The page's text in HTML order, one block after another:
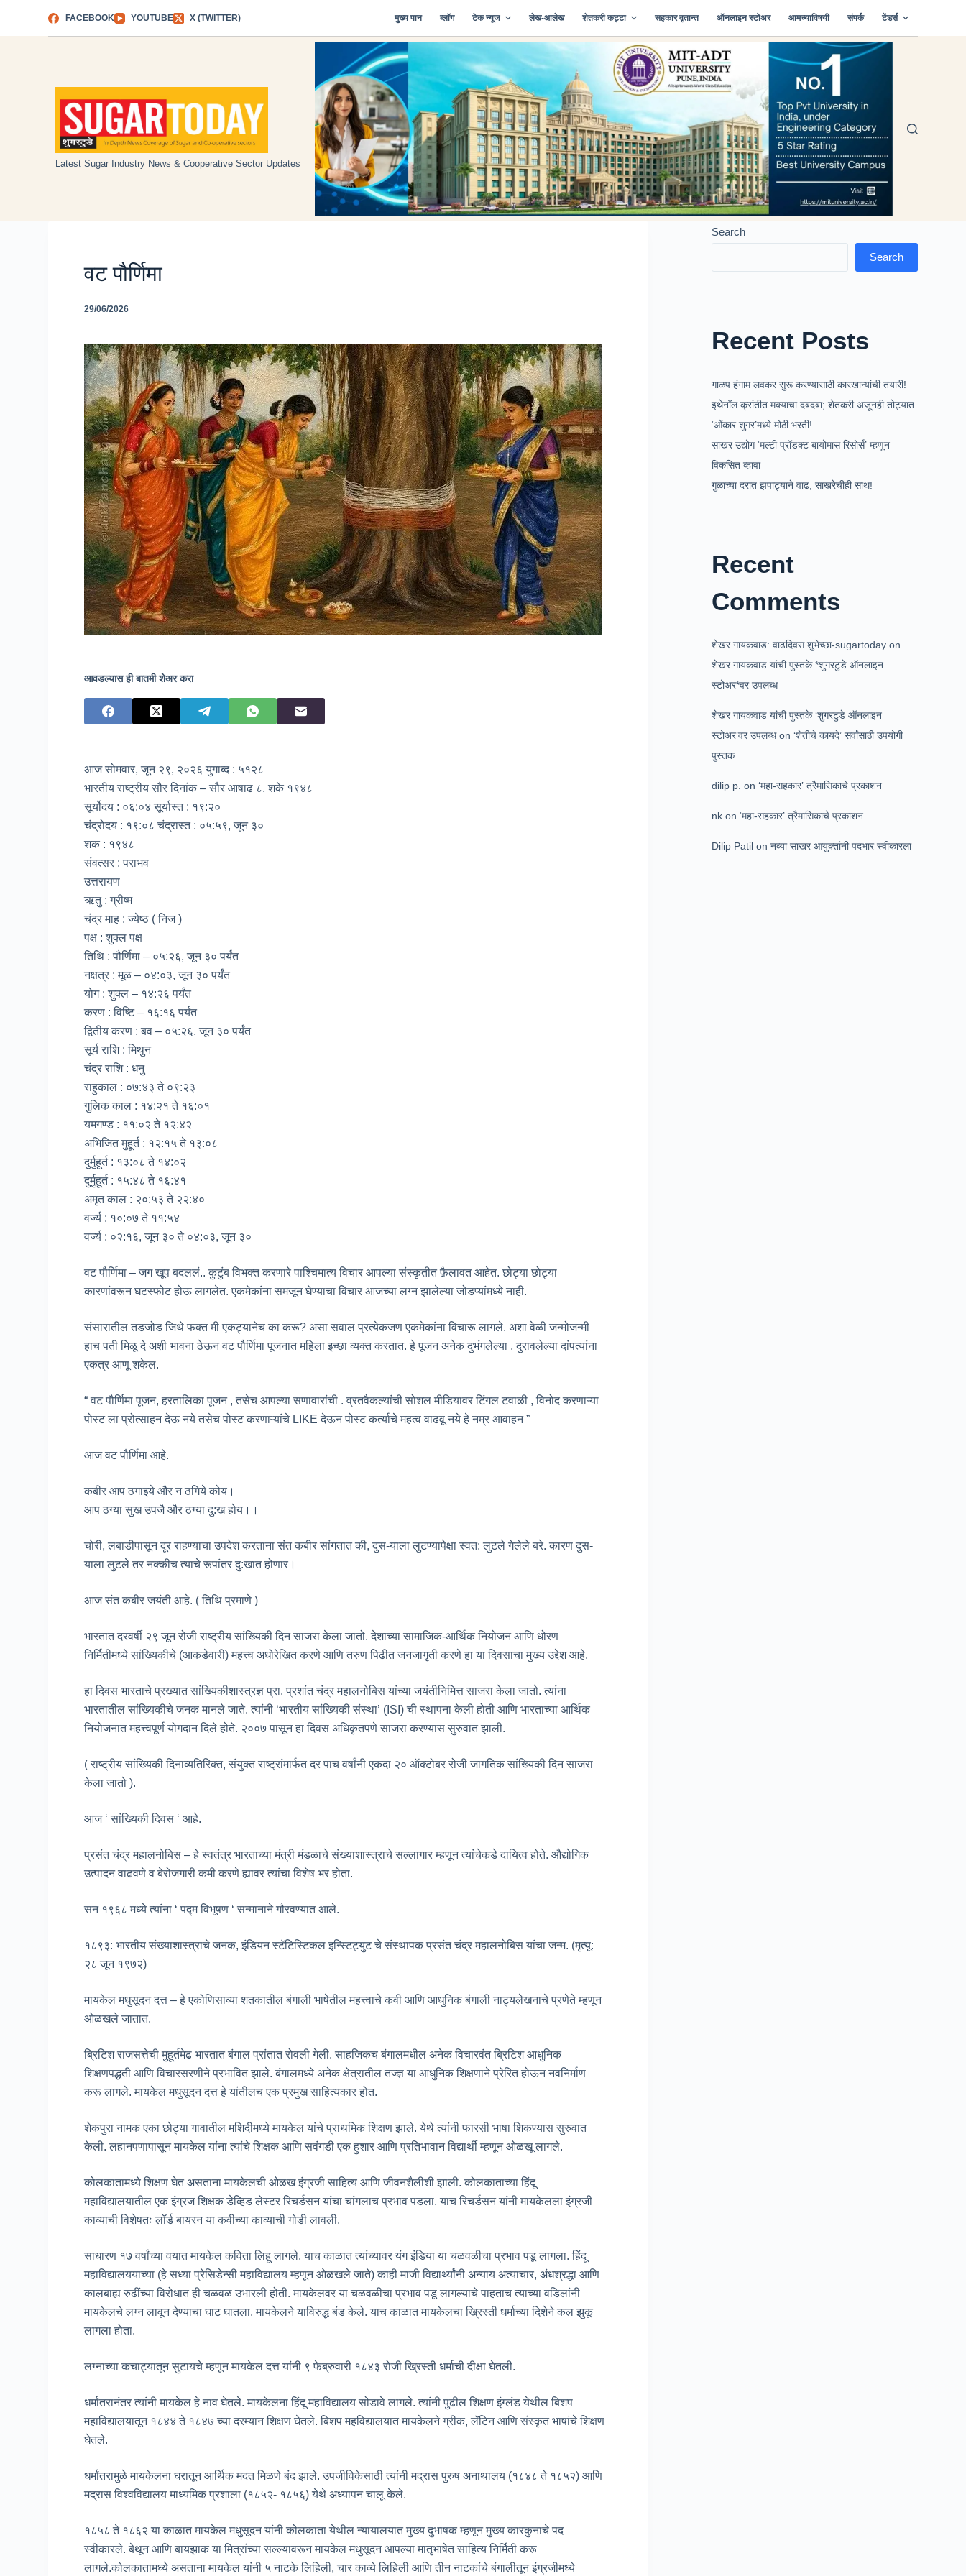
FACEBOOK YOUTUBE X (TWITTER) मुख्य पान ब्लॉग टेक न्यूज लेख-आलेख शेतकरी कट्टा सहकार वृतान्त ऑनलाइन स्टोअर आमच्याविषयी संपर्क टेंडर्स
Latest Sugar Industry News & Cooperative Sector Updates
वट पौर्णिमा
29/06/2026
आवडल्यास ही बातमी शेअर करा
आज सोमवार, जून २९, २०२६ युगाब्द : ५१२८
भारतीय राष्ट्रीय सौर दिनांक – सौर आषाढ ८, शके १९४८
सूर्योदय : ०६:०४ सूर्यास्त : १९:२०
चंद्रोदय : १९:०८ चंद्रास्त : ०५:५९, जून ३०
शक : १९४८
संवत्सर : पराभव
उत्तरायण
ऋतु : ग्रीष्म
चंद्र माह : ज्येष्ठ ( निज )
पक्ष : शुक्ल पक्ष
तिथि : पौर्णिमा – ०५:२६, जून ३० पर्यंत
नक्षत्र : मूळ – ०४:०३, जून ३० पर्यंत
योग : शुक्ल – १४:२६ पर्यंत
करण : विष्टि – १६:१६ पर्यंत
द्वितीय करण : बव – ०५:२६, जून ३० पर्यंत
सूर्य राशि : मिथुन
चंद्र राशि : धनु
राहुकाल : ०७:४३ ते ०९:२३
गुलिक काल : १४:२१ ते १६:०१
यमगण्ड : ११:०२ ते १२:४२
अभिजित मुहूर्त : १२:१५ ते १३:०८
दुर्मुहूर्त : १३:०८ ते १४:०२
दुर्मुहूर्त : १५:४८ ते १६:४१
अमृत काल : २०:५३ ते २२:४०
वर्ज्य : १०:०७ ते ११:५४
वर्ज्य : ०२:१६, जून ३० ते ०४:०३, जून ३०
वट पौर्णिमा – जग खूप बदललं.. कुटुंब विभक्त करणारे पाश्चिमात्य विचार आपल्या संस्कृतीत फ़ैलावत आहेत. छोट्या छोट्या
कारणांवरून घटस्फोट होऊ लागलेत. एकमेकांना समजून घेण्याचा विचार आजच्या लग्न झालेल्या जोडप्यांमध्ये नाही.
संसारातील तडजोड जिथे फक्त मी एकट्यानेच का करू? असा सवाल प्रत्येकजण एकमेकांना विचारू लागले. अशा वेळी जन्मोजन्मी
हाच पती मिळू दे अशी भावना ठेऊन वट पौर्णिमा पूजनात महिला इच्छा व्यक्त करतात. हे पूजन अनेक दुभंगलेल्या , दुरावलेल्या दांपत्यांना
एकत्र आणू शकेल.
“ वट पौर्णिमा पूजन, हरतालिका पूजन , तसेच आपल्या सणावारांची . व्रतवैकल्यांची सोशल मीडियावर टिंगल टवाळी , विनोद करणाऱ्या
पोस्ट ला प्रोत्साहन देऊ नये तसेच पोस्ट करणाऱ्यांचे LIKE देऊन पोस्ट कर्त्याचे महत्व वाढवू नये हे नम्र आवाहन ”
आज वट पौर्णिमा आहे.
कबीर आप ठगाइये और न ठगिये कोय।
आप ठग्या सुख उपजै और ठग्या दु:ख होय।।
चोरी, लबाडीपासून दूर राहण्याचा उपदेश करताना संत कबीर सांगतात की, दुस-याला लुटण्यापेक्षा स्वत: लुटले गेलेले बरे. कारण दुस-
याला लुटले तर नक्कीच त्याचे रूपांतर दु:खात होणार।
आज संत कबीर जयंती आहे. ( तिथि प्रमाणे )
भारतात दरवर्षी २९ जून रोजी राष्ट्रीय सांख्यिकी दिन साजरा केला जातो. देशाच्या सामाजिक-आर्थिक नियोजन आणि धोरण
निर्मितीमध्ये सांख्यिकीचे (आकडेवारी) महत्त्व अधोरेखित करणे आणि तरुण पिढीत जनजागृती करणे हा या दिवसाचा मुख्य उद्देश आहे.
हा दिवस भारताचे प्रख्यात सांख्यिकीशास्त्रज्ञ प्रा. प्रशांत चंद्र महालनोबिस यांच्या जयंतीनिमित्त साजरा केला जातो. त्यांना
भारतातील सांख्यिकीचे जनक मानले जाते. त्यांनी ‘भारतीय सांख्यिकी संस्था’ (ISI) ची स्थापना केली होती आणि भारताच्या आर्थिक
नियोजनात महत्त्वपूर्ण योगदान दिले होते. २००७ पासून हा दिवस अधिकृतपणे साजरा करण्यास सुरुवात झाली.
( राष्ट्रीय सांख्यिकी दिनाव्यतिरिक्त, संयुक्त राष्ट्रांमार्फत दर पाच वर्षांनी एकदा २० ऑक्टोबर रोजी जागतिक सांख्यिकी दिन साजरा
केला जातो ).
आज ‘ सांख्यिकी दिवस ‘ आहे.
प्रसंत चंद्र महालनोबिस – हे स्वतंत्र भारताच्या मंत्री मंडळाचे संख्याशास्त्राचे सल्लागार म्हणून त्यांचेकडे दायित्व होते. औद्योगिक
उत्पादन वाढवणे व बेरोजगारी कमी करणे ह्यावर त्यांचा विशेष भर होता.
सन १९६८ मध्ये त्यांना ‘ पद्म विभूषण ‘ सन्मानाने गौरवण्यात आले.
१८९३: भारतीय संख्याशास्त्राचे जनक, इंडियन स्टॅटिस्टिकल इन्स्टिट्युट चे संस्थापक प्रसंत चंद्र महालनोबिस यांचा जन्म. (मृत्यू:
२८ जून १९७२)
मायकेल मधुसूदन दत्त – हे एकोणिसाव्या शतकातील बंगाली भाषेतील महत्त्वाचे कवी आणि आधुनिक बंगाली नाट्यलेखनाचे प्रणेते म्हणून
ओळखले जातात.
ब्रिटिश राजसत्तेची मुहूर्तमेढ भारतात बंगाल प्रांतात रोवली गेली. साहजिकच बंगालमधील अनेक विचारवंत ब्रिटिश आधुनिक
शिक्षणपद्धती आणि विचारसरणीने प्रभावित झाले. बंगालमध्ये अनेक क्षेत्रातील तज्ज्ञ या आधुनिक शिक्षणाने प्रेरित होऊन नवनिर्माण
करू लागले. मायकेल मधुसूदन दत्त हे यांतीलच एक प्रमुख साहित्यकार होत.
शेकपुरा नामक एका छोट्या गावातील मशिदीमध्ये मायकेल यांचे प्राथमिक शिक्षण झाले. येथे त्यांनी फारसी भाषा शिकण्यास सुरुवात
केली. लहानपणापासून मायकेल यांना त्यांचे शिक्षक आणि सवंगडी एक हुशार आणि प्रतिभावान विद्यार्थी म्हणून ओळखू लागले.
कोलकातामध्ये शिक्षण घेत असताना मायकेलची ओळख इंग्रजी साहित्य आणि जीवनशैलीशी झाली. कोलकाताच्या हिंदू
महाविद्यालयातील एक इंग्रज शिक्षक डेव्हिड लेस्टर रिचर्डसन यांचा चांगलाच प्रभाव पडला. याच रिचर्डसन यांनी मायकेलला इंग्रजी
काव्याची विशेषतः लॉर्ड बायरन या कवीच्या काव्याची गोडी लावली.
साधारण १७ वर्षांच्या वयात मायकेल कविता लिहू लागले. याच काळात त्यांच्यावर यंग इंडिया या चळवळीचा प्रभाव पडू लागला. हिंदू
महाविद्यालययाच्या (हे सध्या प्रेसिडेन्सी महाविद्यालय म्हणून ओळखले जाते) काही माजी विद्यार्थ्यांनी अन्याय अत्याचार, अंधश्रद्धा आणि
कालबाह्य रुढींच्या विरोधात ही चळवळ उभारली होती. मायकेलवर या चळवळीचा प्रभाव पडू लागल्याचे पाहताच त्याच्या वडिलांनी
मायकेलचे लग्न लावून देण्याचा घाट घातला. मायकेलने याविरुद्ध बंड केले. याच काळात मायकेलचा ख्रिस्ती धर्माच्या दिशेने कल झुकू
लागला होता.
लग्नाच्या कचाट्यातून सुटायचे म्हणून मायकेल दत्त यांनी ९ फेब्रुवारी १८४३ रोजी ख्रिस्ती धर्माची दीक्षा घेतली.
धर्मांतरानंतर त्यांनी मायकेल हे नाव घेतले. मायकेलना हिंदू महाविद्यालय सोडावे लागले. त्यांनी पुढील शिक्षण इंग्लंड येथील बिशप
महाविद्यालयातून १८४४ ते १८४७ च्या दरम्यान शिक्षण घेतले. बिशप महविद्यालयात मायकेलने ग्रीक, लॅटिन आणि संस्कृत भाषांचे शिक्षण
घेतले.
धर्मांतरामुळे मायकेलना घरातून आर्थिक मदत मिळणे बंद झाले. उपजीविकेसाठी त्यांनी मद्रास पुरुष अनाथालय (१८४८ ते १८५२) आणि
मद्रास विश्वविद्यालय माध्यमिक प्रशाला (१८५२- १८५६) येथे अध्यापन चालू केले.
१८५८ ते १८६२ या काळात मायकेल मधुसूदन यांनी कोलकाता येथील न्यायालयात मुख्य दुभाषक म्हणून मुख्य कारकुनाचे पद
स्वीकारले. बेथून आणि बायझाक या मित्रांच्या सल्ल्यावरून मायकेल मधुसूदन आपल्या मातृभाषेत साहित्य निर्मिती करू
लागले.कोलकातामध्ये असताना मायकेल यांनी ५ नाटके लिहिली, चार काव्ये लिहिली आणि तीन नाटकांचे बंगालीतून इंग्रजीमध्ये
Search
Search
Recent Posts
गाळप हंगाम लवकर सुरू करण्यासाठी कारखान्यांची तयारी!
इथेनॉल क्रांतीत मक्याचा दबदबा; शेतकरी अजूनही तोट्यात
‘ओंकार शुगर’मध्ये मोठी भरती!
साखर उद्योग ‘मल्टी प्रॉडक्ट बायोमास रिसोर्स’ म्हणून
विकसित व्हावा
गुळाच्या दरात झपाट्याने वाढ; साखरेचीही साथ!
Recent
Comments
शेखर गायकवाड: वाढदिवस शुभेच्छा-sugartoday on
शेखर गायकवाड यांची पुस्तके *शुगरटुडे ऑनलाइन
स्टोअर*वर उपलब्ध
शेखर गायकवाड यांची पुस्तके ‘शुगरटुडे ऑनलाइन
स्टोअर’वर उपलब्धon‘शेतीचे कायदे’ सर्वांसाठी उपयोगी
पुस्तक
dilip p. on‘महा-सहकार’ त्रैमासिकाचे प्रकाशन
nk on‘महा-सहकार’ त्रैमासिकाचे प्रकाशन
Dilip Patil onनव्या साखर आयुक्तांनी पदभार स्वीकारला